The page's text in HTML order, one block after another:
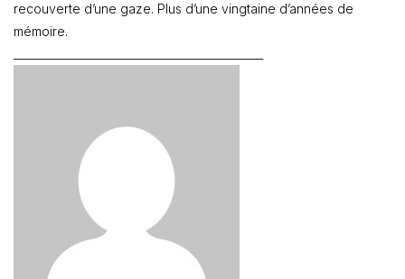
recouverte d’une gaze. Plus d’une vingtaine d’années de
mémoire.